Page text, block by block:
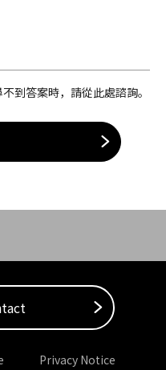
到答案時，請從此處諮詢。
Privacy Notice